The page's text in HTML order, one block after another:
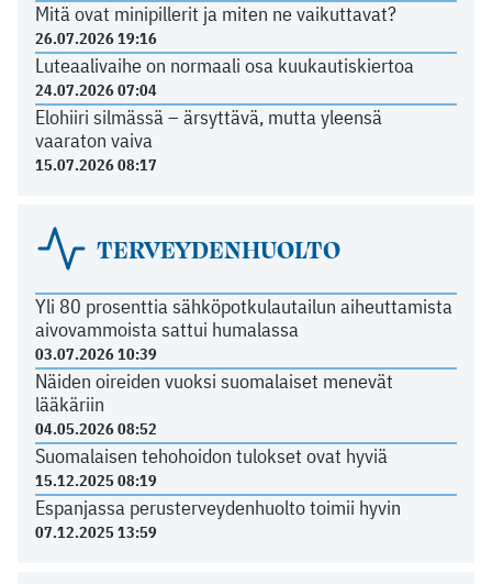
Mitä ovat minipillerit ja miten ne vaikuttavat?
26.07.2026 19:16
Luteaalivaihe on normaali osa kuukautiskiertoa
24.07.2026 07:04
Elohiiri silmässä – ärsyttävä, mutta yleensä
vaaraton vaiva
15.07.2026 08:17
TERVEYDENHUOLTO
Yli 80 prosenttia sähköpotkulautailun aiheuttamista
aivovammoista sattui humalassa
03.07.2026 10:39
Näiden oireiden vuoksi suomalaiset menevät
lääkäriin
04.05.2026 08:52
Suomalaisen tehohoidon tulokset ovat hyviä
15.12.2025 08:19
Espanjassa perusterveydenhuolto toimii hyvin
07.12.2025 13:59